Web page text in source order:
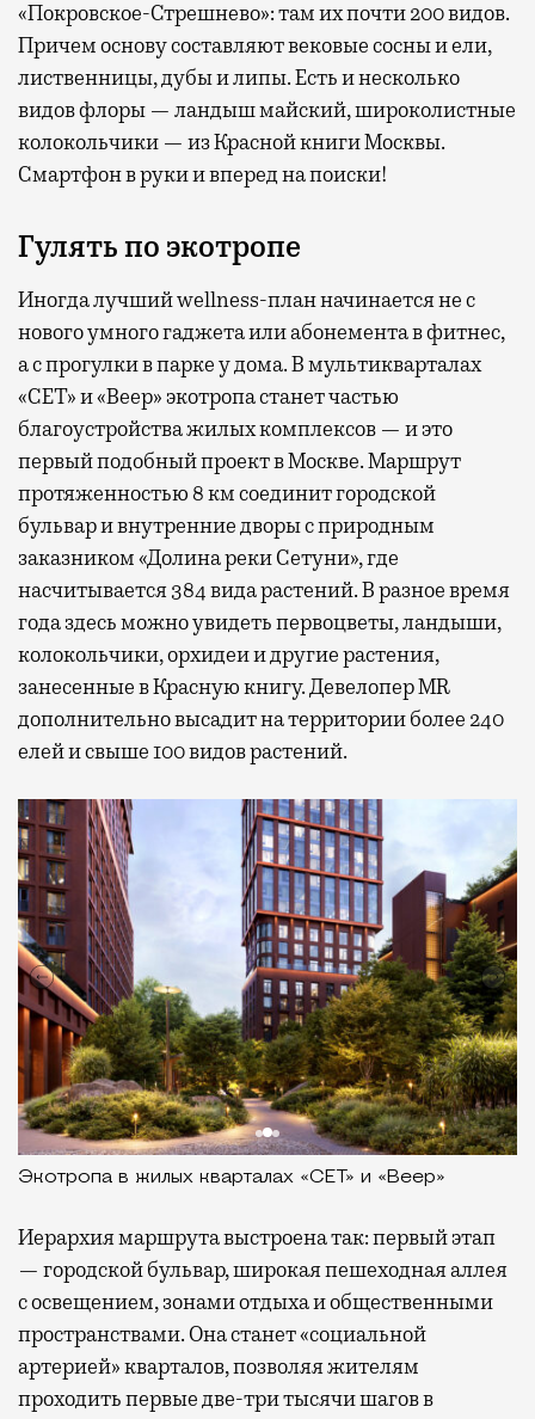
«Покровское-Стрешнево»: там ихпочти 200 видов.
Причем основу составляют вековые сосны и ели,
лиственницы, дубы и липы. Есть и несколько
видов флоры — ландыш майский, широколистные
колокольчики — из Красной книги Москвы.
Смартфон в руки и вперед на поиски!
Гулять по экотропе
Иногда лучший wellness-план начинается не с
нового умного гаджета или абонемента в фитнес,
а с прогулки в парке у дома. В мультикварталах
«СЕТ» и «Веер» экотропа станет частью
благоустройства жилых комплексов — и это
первый подобный проект в Москве. Маршрут
протяженностью 8 км соединит городской
бульвар и внутренние дворы с природным
заказником «Долина реки Сетуни», где
насчитывается 384 вида растений. В разное время
года здесь можно увидеть первоцветы, ландыши,
колокольчики, орхидеи и другие растения,
занесенные в Красную книгу. Девелопер MR
дополнительно высадит на территории более 240
елей и свыше 100 видов растений.
Экотропа в жилых кварталах «СЕТ» и «Веер»
Иерархия маршрута выстроена так: первый этап
— городской бульвар, широкая пешеходная аллея
с освещением, зонами отдыха и общественными
пространствами. Она станет «социальной
артерией» кварталов, позволяя жителям
проходить первые две-три тысячи шагов в